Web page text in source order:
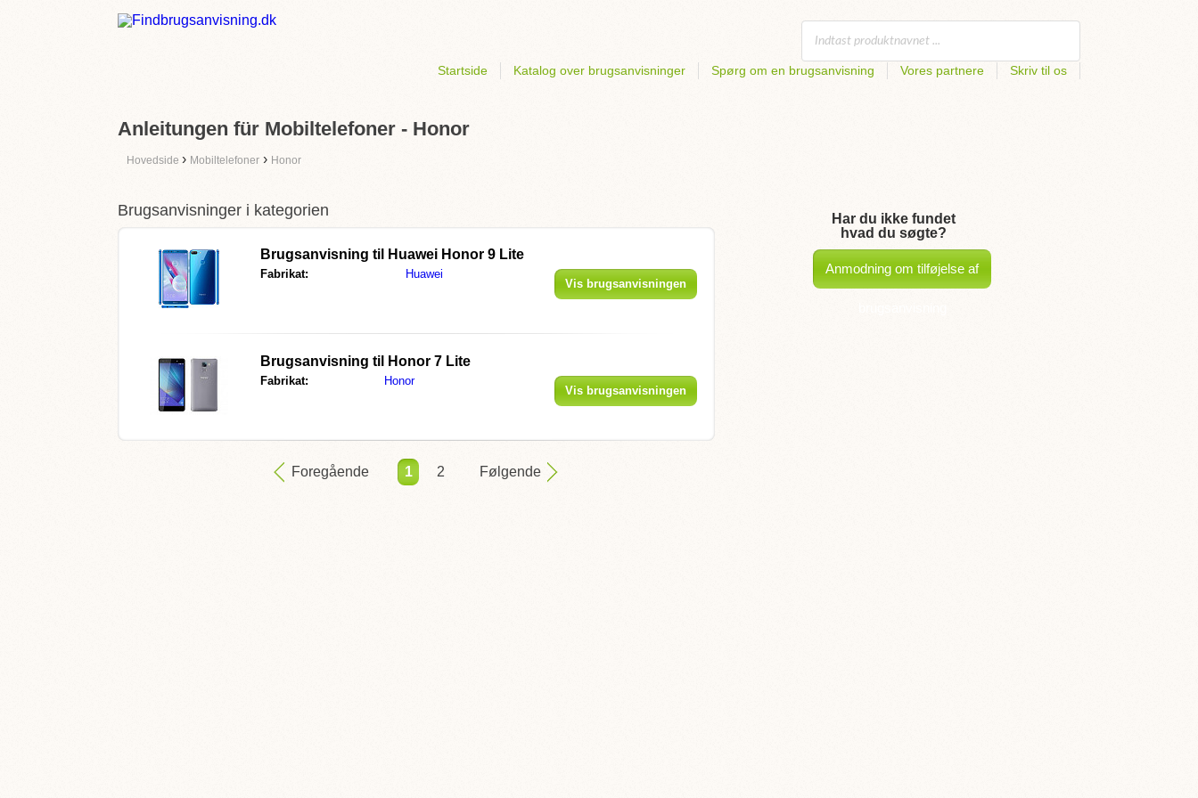
Startside Katalog over brugsanvisninger Spørg om en brugsanvisning Vores partnere Skriv til os
Anleitungen für Mobiltelefoner - Honor
Hovedside › Mobiltelefoner › Honor
Brugsanvisninger i kategorien
Brugsanvisning til Huawei Honor 9 Lite
Fabrikat: Huawei
Vis brugsanvisningen
Brugsanvisning til Honor 7 Lite
Fabrikat: Honor
Vis brugsanvisningen
Foregående 1 2 Følgende
Har du ikke fundet
hvad du søgte?
Anmodning om tilføjelse af